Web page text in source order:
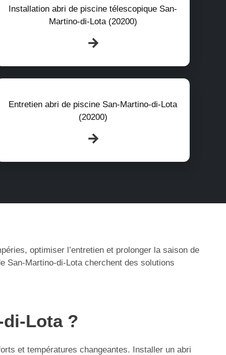
Installation abri de piscine télescopique San-
Martino-di-Lota (20200)
Entretien abri de piscine San-Martino-di-Lota
(20200)
optimiser l’entretien et prolonger la saison de
San-Martino-di-Lota cherchent des solutions
Lota ?
et températures changeantes. Installer un abri